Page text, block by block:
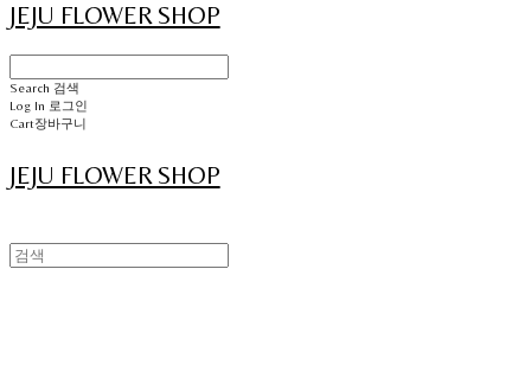
JEJU FLOWER SHOP
Search 검색
Log In 로그인
Cart장바구니
JEJU FLOWER SHOP